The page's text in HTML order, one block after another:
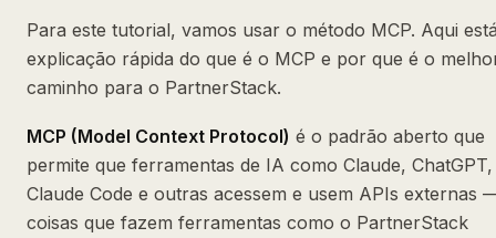
Para este tutorial, vamos usar o método MCP. Aqui
explicação rápida do que é o MCP e por que é o
caminho para o PartnerStack.
MCP (Model Context Protocol) é o padrão aberto que
permite que ferramentas de IA como Claude, ChatGPT,
Claude Code e outras acessem e usem APIs externas
coisas que fazem ferramentas como o PartnerStack